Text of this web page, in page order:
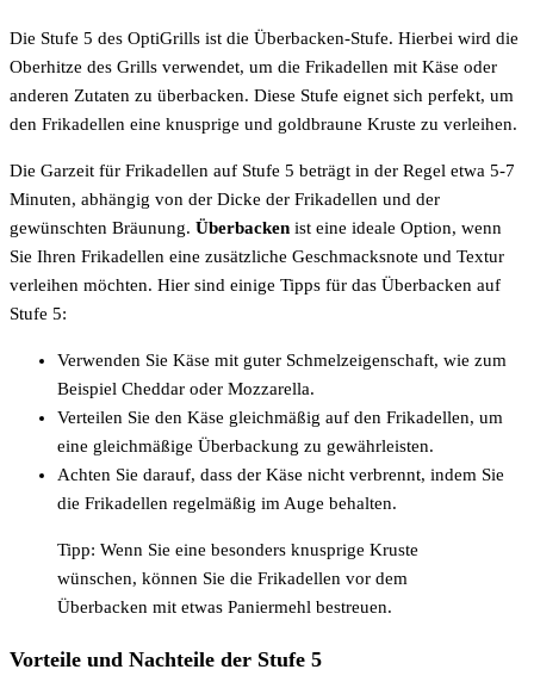
Die Stufe 5 des OptiGrills ist die Überbacken-Stufe. Hierbei wird die
Oberhitze des Grills verwendet, um die Frikadellen mit Käse oder
anderen Zutaten zu überbacken. Diese Stufe eignet sich perfekt, um
den Frikadellen eine knusprige und goldbraune Kruste zu verleihen.
Die Garzeit für Frikadellen auf Stufe 5 beträgt in der Regel etwa 5-7
Minuten, abhängig von der Dicke der Frikadellen und der
gewünschten Bräunung. Überbacken ist eine ideale Option, wenn
Sie Ihren Frikadellen eine zusätzliche Geschmacksnote und Textur
verleihen möchten. Hier sind einige Tipps für das Überbacken auf
Stufe 5:
Verwenden Sie Käse mit guter Schmelzeigenschaft, wie zum
Beispiel Cheddar oder Mozzarella.
Verteilen Sie den Käse gleichmäßig auf den Frikadellen, um
eine gleichmäßige Überbackung zu gewährleisten.
Achten Sie darauf, dass der Käse nicht verbrennt, indem Sie
die Frikadellen regelmäßig im Auge behalten.
Tipp: Wenn Sie eine besonders knusprige Kruste
wünschen, können Sie die Frikadellen vor dem
Überbacken mit etwas Paniermehl bestreuen.
Vorteile und Nachteile der Stufe 5